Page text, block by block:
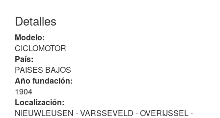
Detalles
Modelo:
CICLOMOTOR
País:
PAISES BAJOS
Año fundación:
1904
Localización:
NIEUWLEUSEN - VARSSEVELD - OVERIJSSEL -